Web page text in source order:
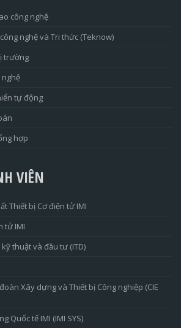
công nghệ
nghệ và Tri thức (Teknow)
trường
nghệ
tự động
hợp
VIÊN
Thiết bị Cơ điện tử IMI
tử IMI
thuật và đầu tư (ITD)
Xây dựng và Thiết bị Công nghiệp (CIE
Quốc tế IMI (IMI SYS)